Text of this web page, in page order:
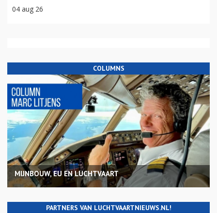
04 aug 26
COLUMNS
MIJNBOUW, EU EN LUCHTVAART
PARTNERS VAN LUCHTVAARTNIEUWS.NL!